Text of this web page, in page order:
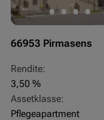
66953 Pirmasens
Rendite:
3,50 %
Assetklasse:
Pflegeapartment